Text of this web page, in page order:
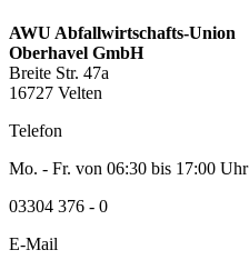
AWU Abfallwirtschafts-Union
Oberhavel GmbH
Breite Str. 47a
16727 Velten
Telefon
Mo. - Fr. von 06:30 bis 17:00 Uhr
03304 376 - 0
E-Mail